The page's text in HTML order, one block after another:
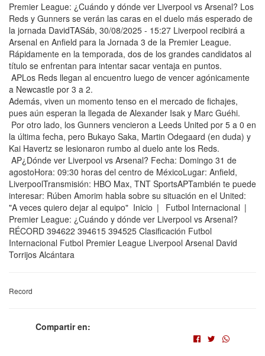
Premier League: ¿Cuándo y dónde ver Liverpool vs Arsenal? Los
Reds y Gunners se verán las caras en el duelo más esperado de
la jornada DavidTASáb, 30/08/2025 - 15:27 Liverpool recibirá a
Arsenal en Anfield para la Jornada 3 de la Premier League.
Rápidamente en la temporada, dos de los grandes candidatos al
título se enfrentan para intentar sacar ventaja en puntos.
APLos Reds llegan al encuentro luego de vencer agónicamente
a Newcastle por 3 a 2.
Además, viven un momento tenso en el mercado de fichajes,
pues aún esperan la llegada de Alexander Isak y Marc Guéhi.
Por otro lado, los Gunners vencieron a Leeds United por 5 a 0 en
la última fecha, pero Bukayo Saka, Martin Odegaard (en duda) y
Kai Havertz se lesionaron rumbo al duelo ante los Reds.
AP¿Dónde ver Liverpool vs Arsenal? Fecha: Domingo 31 de
agostoHora: 09:30 horas del centro de MéxicoLugar: Anfield,
LiverpoolTransmisión: HBO Max, TNT SportsAPTambién te puede
interesar: Rúben Amorim habla sobre su situación en el United:
"A veces quiero dejar al equipo" Inicio | Futbol Internacional |
Premier League: ¿Cuándo y dónde ver Liverpool vs Arsenal?
RÉCORD 394622 394615 394525 Clasificación Futbol
Internacional Futbol Premier League Liverpool Arsenal David
Torrijos Alcántara
Record
Compartir en: